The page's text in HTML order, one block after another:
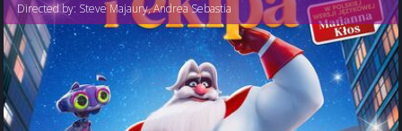
Directed by: Steve Majaury,Andrea Sebastia